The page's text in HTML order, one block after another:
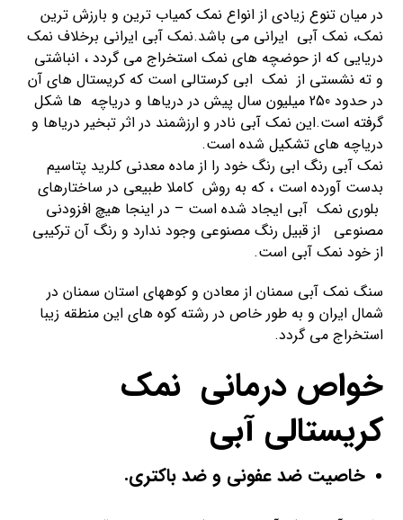
در میان تنوع زیادی از انواع نمک کمیاب ترین و بارزش ترین
نمک، نمک آبی ایرانی می باشد.نمک آبی ایرانی برخلاف نمک
دریایی که از حوضچه های نمک استخراج می گردد ، انباشتی
و ته نشستی از نمک ابی کرستالی است که کریستال های آن
در حدود 250 میلیون سال پیش در دریاها و دریاچه ها شکل
گرفته است.این نمک آبی نادر و ارزشمند در اثر تبخیر دریاها و
دریاچه های تشکیل شده است.
نمک آبی رنگ ابی رنگ خود را از ماده معدنی کلرید پتاسیم
بدست آورده است ، که به روش کاملا طبیعی در ساختارهای
بلوری نمک آبی ایجاد شده است – در اینجا هیچ افزودنی
مصنوعی از قبیل رنگ مصنوعی وجود ندارد و رنگ آن ترکیبی
از خود نمک آبی است.
سنگ نمک آبی سمنان از معادن و کوههای استان سمنان در
شمال ایران و به طور خاص در رشته کوه های این منطقه زیبا
استخراج می گردد.
خواص درمانی نمک
کریستالی آبی
خاصیت ضد عفونی و ضد باکتری.